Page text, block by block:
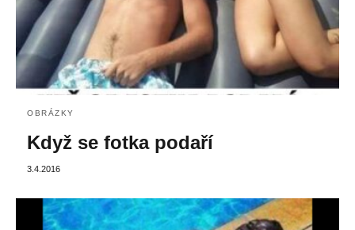
OBRÁZKY
Když se fotka podaří
3.4.2016